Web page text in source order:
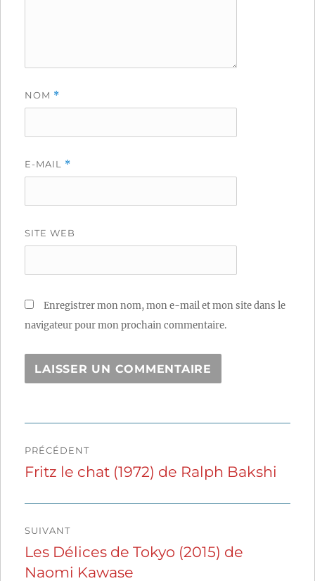
NOM *
E-MAIL *
SITE WEB
Enregistrer mon nom, mon e-mail et mon site dans le
navigateur pour mon prochain commentaire.
de
PRÉCÉDENT
Publication
Fritz le chat (1972) de Ralph Bakshi
SUIVANT
Publication
suivante :
Les Délices de Tokyo (2015) de
Naomi Kawase